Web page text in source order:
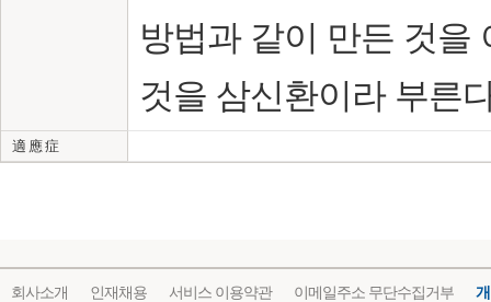
방법과 같이 만든 것을
것을 삼신환이라 부른
適 應 症
회사소개 인재채용 서비스 이용약관 이메일주소 무단수집거부